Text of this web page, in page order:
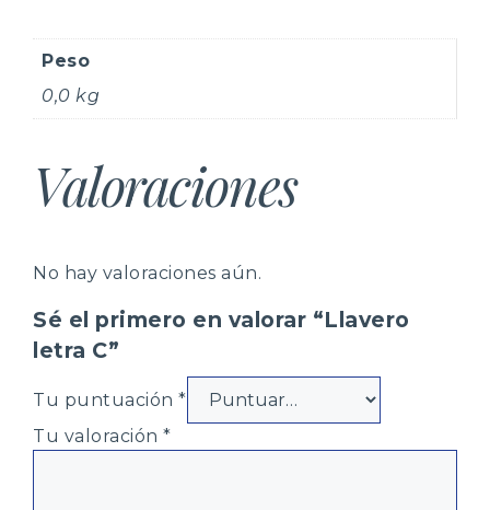
Peso
0,0 kg
Valoraciones
No hay valoraciones aún.
Sé el primero en valorar “Llavero
letra C”
Tu puntuación *
Tu valoración *